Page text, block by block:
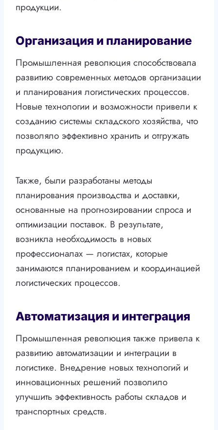
продукции.
Организация и планирование
Промышленная революция способствовала
развитию современных методов организации
и планирования логистических процессов.
Новые технологии и возможности привели к
созданию системы складского хозяйства, что
позволяло эффективно хранить и отгружать
продукцию.
Также, были разработаны методы
планирования производства и доставки,
основанные на прогнозировании спроса и
оптимизации поставок. В результате,
возникла необходимость в новых
профессионалах — логистах, которые
занимаются планированием и координацией
логистических процессов.
Автоматизация и интеграция
Промышленная революция также привела к
развитию автоматизации и интеграции в
логистике. Внедрение новых технологий и
инновационных решений позволило
улучшить эффективность работы складов и
транспортных средств.